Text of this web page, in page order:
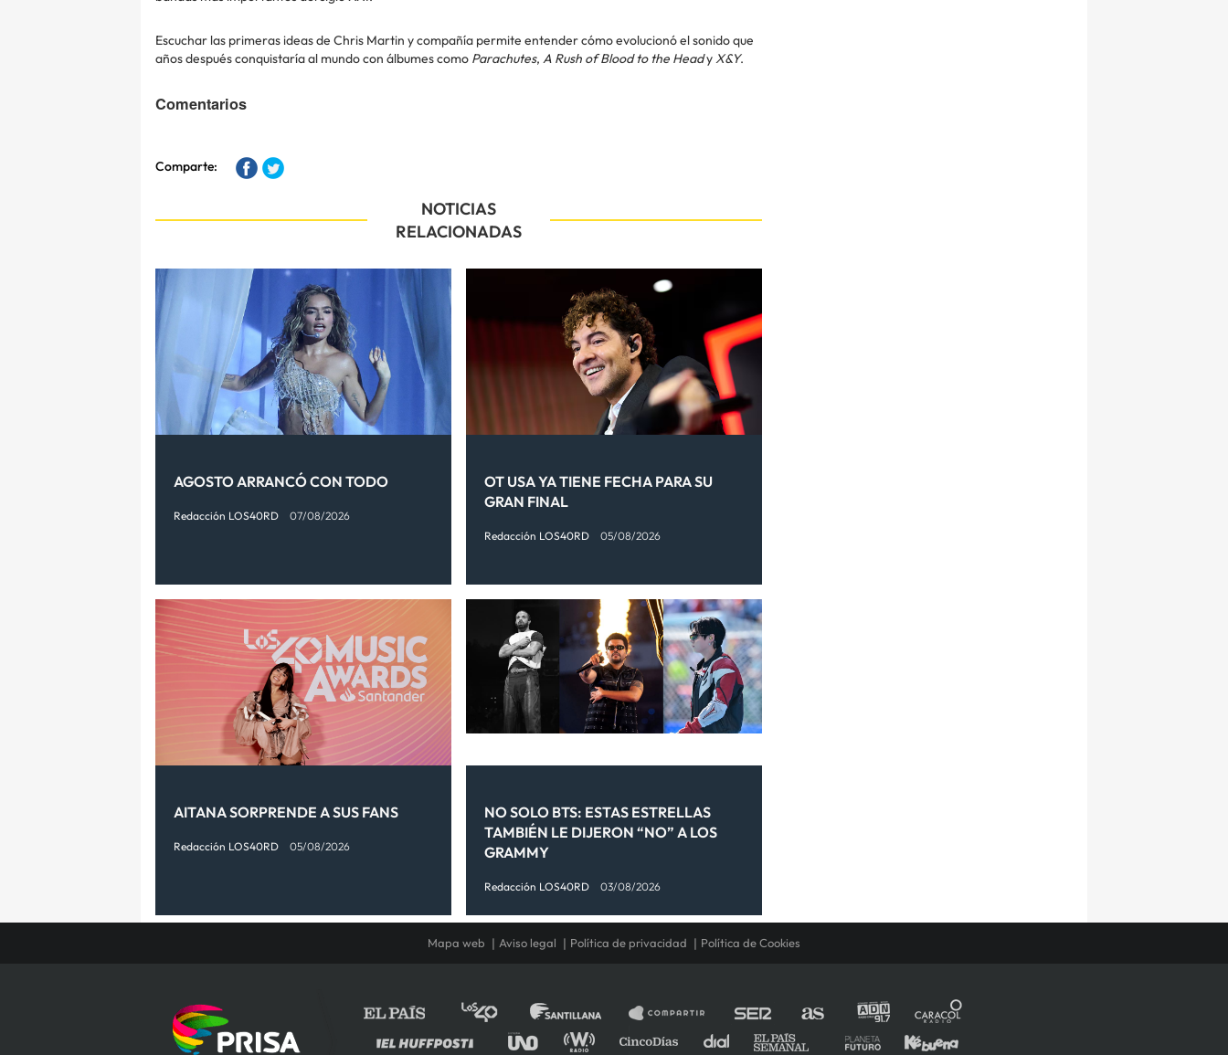
Escuchar las primeras ideas de Chris Martin y compañía permite entender cómo evolucionó el sonido que
años después conquistaría al mundo con álbumes como Parachutes, A Rush of Blood to the HeadyX&Y.
Comentarios
Comparte:
NOTICIAS
RELACIONADAS
AGOSTO ARRANCÓ CON TODO
Redacción LOS40RD 07/08/2026
OT USA YA TIENE FECHA PARA SU
GRAN FINAL
Redacción LOS40RD 05/08/2026
AITANA SORPRENDE A SUS FANS
Redacción LOS40RD 05/08/2026
NO SOLO BTS: ESTAS ESTRELLAS
TAMBIÉN LE DIJERON “NO” A LOS
GRAMMY
Redacción LOS40RD 03/08/2026
Mapa web Aviso legal Política de privacidad Política de Cookies